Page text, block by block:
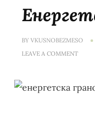
BY VKUSNOBEZMESO
LEAVE A COMMENTON